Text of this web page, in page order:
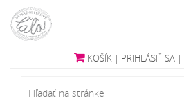
KOŠÍK | PRIHLÁSIŤ SA |